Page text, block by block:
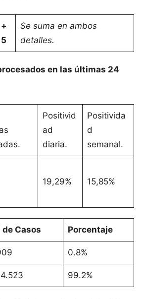
+
5
Se suma en ambos
detalles.
en las últimas 24
Positivid
ad
diaria.
Positivida
d
semanal.
19,29% 15,85%
de Casos Porcentaje
0.8%
99.2%